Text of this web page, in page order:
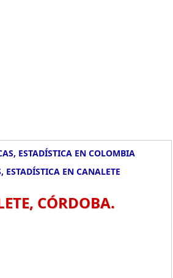
ESTADÍSTICA EN COLOMBIA
ESTADÍSTICA EN CANALETE
CÓRDOBA.